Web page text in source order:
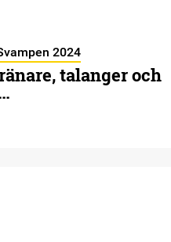
2024
talanger och